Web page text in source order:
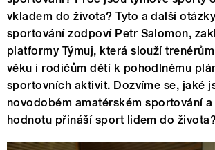
vkladem do života? Tyto a další
sportování zodpoví Petr Salomon,
platformy Týmuj, která slouží
věku i rodičům dětí k pohodlnému
sportovních aktivit. Dozvíme se, jaké
novodobém amatérském sportování
hodnotu přináší sport lidem do